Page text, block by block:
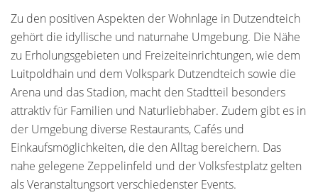
Zu den positiven Aspekten der Wohnlage in Dutzendteich
gehört die idyllische und naturnahe Umgebung. Die Nähe
zu Erholungsgebieten und Freizeiteinrichtungen, wie dem
Luitpoldhain und dem Volkspark Dutzendteich sowie die
Arena und das Stadion, macht den Stadtteil besonders
attraktiv für Familien und Naturliebhaber. Zudem gibt es in
der Umgebung diverse Restaurants, Cafés und
Einkaufsmöglichkeiten, die den Alltag bereichern. Das
nahe gelegene Zeppelinfeld und der Volksfestplatz gelten
als Veranstaltungsort verschiedenster Events.